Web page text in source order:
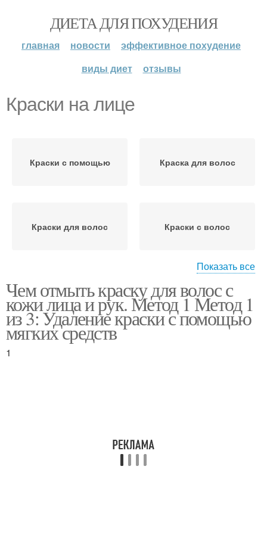
ДИЕТА ДЛЯ ПОХУДЕНИЯ
главная новости
эффективное похудение
виды диет
отзывы
Краски на лице
Краски с помощью Краска для волос
Краски для волос Краски с волос
Следы от краски
Показать все
Чем отмыть краску для волос с
кожи лица и рук. Метод 1 Метод 1
из 3: Удаление краски с помощью
мягких средств
1